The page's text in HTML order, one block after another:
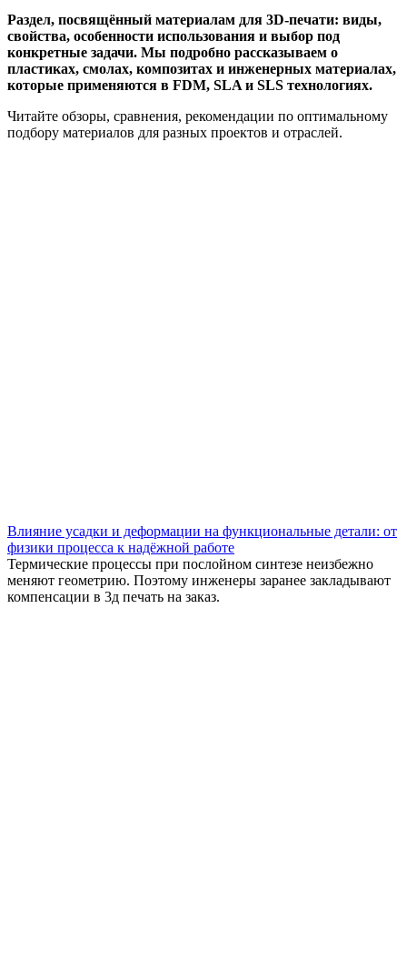
Раздел, посвящённый материалам для 3D-печати: виды,
свойства, особенности использования и выбор под
конкретные задачи. Мы подробно рассказываем о
пластиках, смолах, композитах и инженерных материалах,
которые применяются в FDM, SLA и SLS технологиях.
Читайте обзоры, сравнения, рекомендации по оптимальному
подбору материалов для разных проектов и отраслей.
Влияние усадки и деформации на функциональные детали: от
физики процесса к надёжной работе
Термические процессы при послойном синтезе неизбежно
меняют геометрию. Поэтому инженеры заранее закладывают
компенсации в 3д печать на заказ.